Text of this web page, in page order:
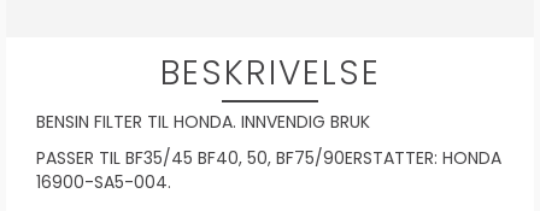
BESKRIVELSE
BENSIN FILTER TIL HONDA. INNVENDIG BRUK
PASSER TIL BF35/45 BF40, 50, BF75/90ERSTATTER: HONDA
16900-SA5-004.